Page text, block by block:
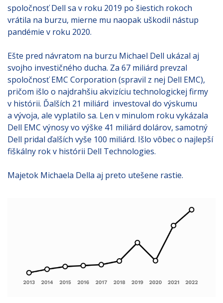
spoločnosť Dell sa v roku 2019 po šiestich rokoch
vrátila na burzu, mierne mu naopak uškodil nástup
pandémie v roku 2020.
Ešte pred návratom na burzu Michael Dell ukázal aj
svojho investičného ducha. Za 67 miliárd prevzal
spoločnosť EMC Corporation (spravil z nej Dell EMC),
pričom išlo o najdrahšiu akvizíciu technologickej firmy
v histórii. Ďalších 21 miliárd investoval do výskumu
a vývoja, ale vyplatilo sa. Len v minulom roku vykázala
Dell EMC výnosy vo výške 41 miliárd dolárov, samotný
Dell pridal ďalších vyše 100 miliárd. Išlo vôbec o najlepší
fiškálny rok v histórii Dell Technologies.
Majetok Michaela Della aj preto utešene rastie.